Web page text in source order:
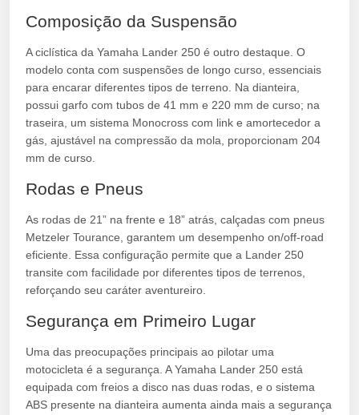
Composição da Suspensão
A ciclística da Yamaha Lander 250 é outro destaque. O
modelo conta com suspensões de longo curso, essenciais
para encarar diferentes tipos de terreno. Na dianteira,
possui garfo com tubos de 41 mm e 220 mm de curso; na
traseira, um sistema Monocross com link e amortecedor a
gás, ajustável na compressão da mola, proporcionam 204
mm de curso.
Rodas e Pneus
As rodas de 21” na frente e 18” atrás, calçadas com pneus
Metzeler Tourance, garantem um desempenho on/off-road
eficiente. Essa configuração permite que a Lander 250
transite com facilidade por diferentes tipos de terrenos,
reforçando seu caráter aventureiro.
Segurança em Primeiro Lugar
Uma das preocupações principais ao pilotar uma
motocicleta é a segurança. A Yamaha Lander 250 está
equipada com freios a disco nas duas rodas, e o sistema
ABS presente na dianteira aumenta ainda mais a segurança